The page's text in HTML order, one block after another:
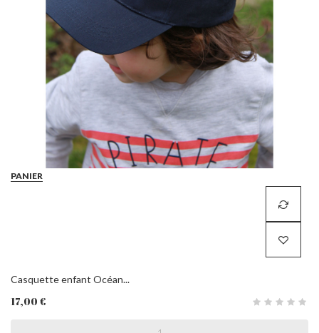
PANIER
Casquette enfant Océan...
17,00 €